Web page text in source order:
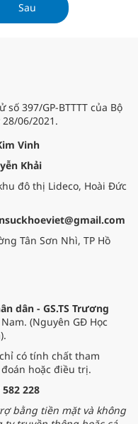
Sau
397/GP-BTTTT của Bộ
06/2021.
Vinh
Khải
đô thị Lideco, Hoài Đức
Tân Sơn Nhì, TP Hồ
dân - GS.TS Trương
(Nguyên GĐ Học
có tính chất tham
hoặc điều trị.
582 228
bằng tiền mặt và không